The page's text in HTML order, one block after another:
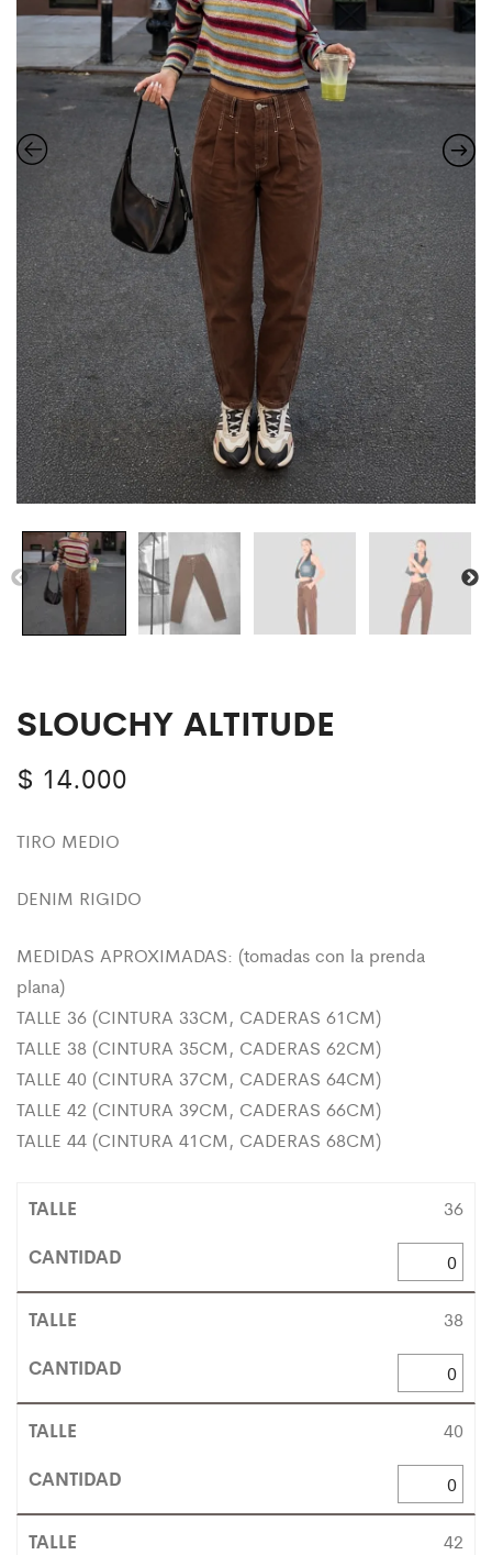
SLOUCHY ALTITUDE
$ 14.000
TIRO MEDIO
DENIM RIGIDO
MEDIDAS APROXIMADAS: (tomadas con la prenda
plana)
TALLE 36 (CINTURA 33CM, CADERAS 61CM)
TALLE 38 (CINTURA 35CM, CADERAS 62CM)
TALLE 40 (CINTURA 37CM, CADERAS 64CM)
TALLE 42 (CINTURA 39CM, CADERAS 66CM)
TALLE 44 (CINTURA 41CM, CADERAS 68CM)
36
38
40
42